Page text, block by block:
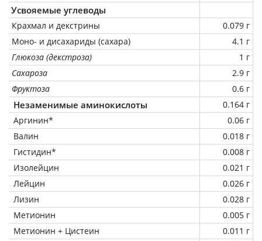
Усвояемые углеводы
Крахмал и декстрины
0.079 г
Моно- и дисахариды (сахара)
4.1 г
Глюкоза (декстроза)
1 г
Сахароза
2.9 г
Фруктоза
0.6 г
Незаменимые аминокислоты
0.164 г
Аргинин*
0.06 г
Валин
0.018 г
Гистидин*
0.008 г
Изолейцин
0.021 г
Лейцин
0.026 г
Лизин
0.028 г
Метионин
0.005 г
Метионин + Цистеин
0.011 г